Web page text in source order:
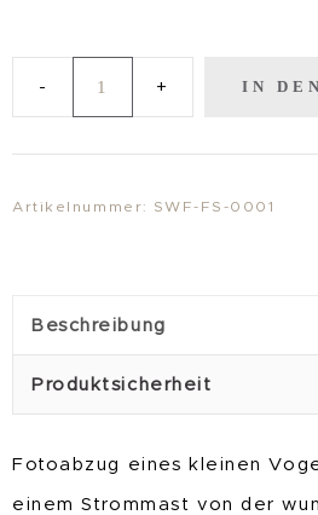
IN
Artikelnummer: SWF-FS-0001
Beschreibung
Produktsicherheit
Fotoabzug eines kleinen
einem Strommast von der